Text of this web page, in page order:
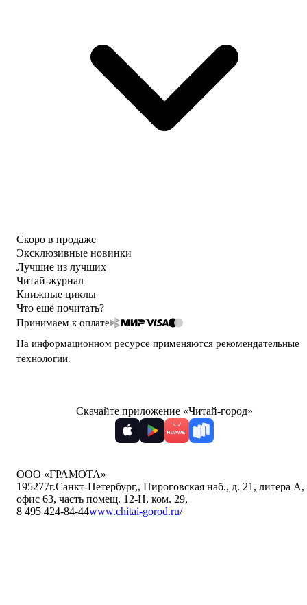
Скоро в продаже
Эксклюзивные новинки
Лучшие из лучших
Читай-журнал
Книжные циклы
Что ещё почитать?
Принимаем к оплате
На информационном ресурсе применяются рекомендательные
технологии.
Скачайте приложение «Читай-город»
ООО «ГРАМОТА»
195277г.Санкт-Петербург,, Пироговская наб., д. 21, литера А,
офис 63, часть помещ. 12-Н, ком. 29,
8 495 424-84-44www.chitai-gorod.ru/